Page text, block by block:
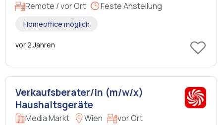
Remote / vor Ort
Feste Anstellung
Homeoffice möglich
vor 2 Jahren
Verkaufsberater/in (m/w/x)
Haushaltsgeräte
Media Markt Wien
vor Ort